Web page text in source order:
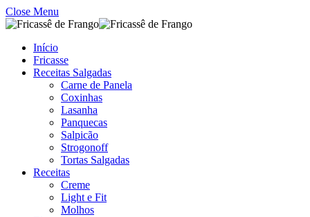
Close Menu
Início
Fricasse
Receitas Salgadas
Carne de Panela
Coxinhas
Lasanha
Panquecas
Salpicão
Strogonoff
Tortas Salgadas
Receitas
Creme
Light e Fit
Molhos